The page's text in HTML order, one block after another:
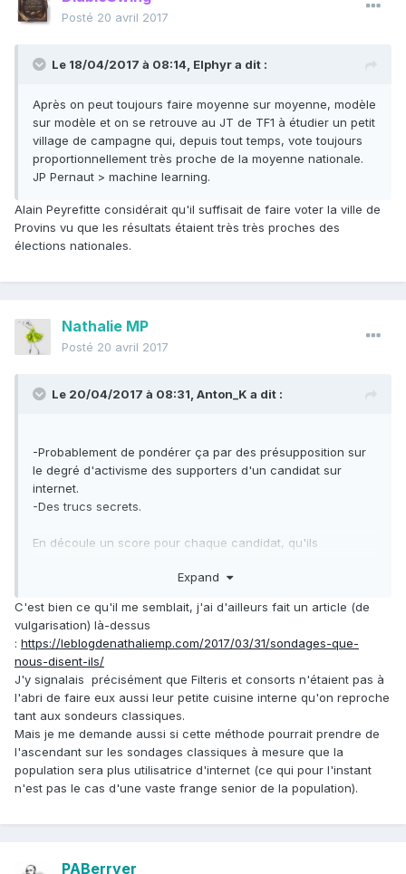
Posté 20 avril 2017
Le 18/04/2017 à 08:14, Elphyra dit :
Après on peut toujours faire moyenne sur moyenne, modèle
sur modèle et on se retrouve au JT de TF1 à étudier un petit
village de campagne qui, depuis tout temps, vote toujours
proportionnellement très proche de la moyenne nationale.
JP Pernaut > machine learning.
Alain Peyrefitte considérait qu'il suffisait de faire voter la ville de
Provins vu que les résultats étaient très très proches des
élections nationales.
Nathalie MP
Posté 20 avril 2017
Le 20/04/2017 à 08:31, Anton_K a dit :
-Probablement de pondérer ça par des présupposition sur
le degré d'activisme des supporters d'un candidat sur
internet.
-Des trucs secrets.
En découle un score pour chaque candidat, qu'ils
Expand
C'est bien ce qu'il me semblait, j'ai d'ailleurs fait un article (de
vulgarisation) là-dessus
: https://leblogdenathaliemp.com/2017/03/31/sondages-que-
nous-disent-ils/
J'y signalais précisément que Filteris et consorts n'étaient pas à
l'abri de faire eux aussi leur petite cuisine interne qu'on reproche
tant aux sondeurs classiques.
Mais je me demande aussi si cette méthode pourrait prendre de
l'ascendant sur les sondages classiques à mesure que la
population sera plus utilisatrice d'internet (ce qui pour l'instant
n'est pas le cas d'une vaste frange senior de la population).
PABerryer